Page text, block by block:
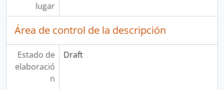
lugar
Área de control de la descripción
Estado de
elaboració
n
Draft